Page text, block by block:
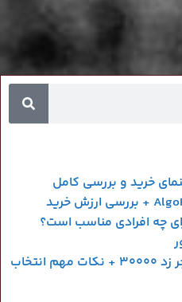
راهنمای خرید فلزیاب ایمیجر زد 30000 + نکات مهم انتخاب